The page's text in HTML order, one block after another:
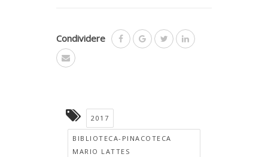
Condividere
2017
BIBLIOTECA-PINACOTECA
MARIO LATTES